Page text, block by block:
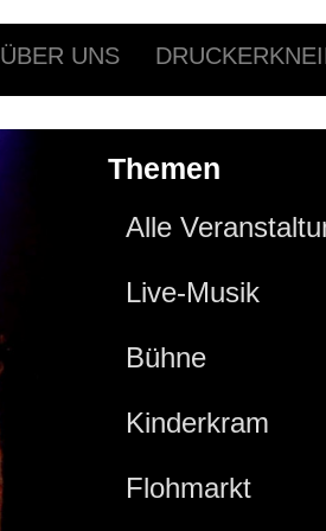
ÜBER UNS
Themen
Alle
Live-Musik
Bühne
Kinderkram
Flohmarkt